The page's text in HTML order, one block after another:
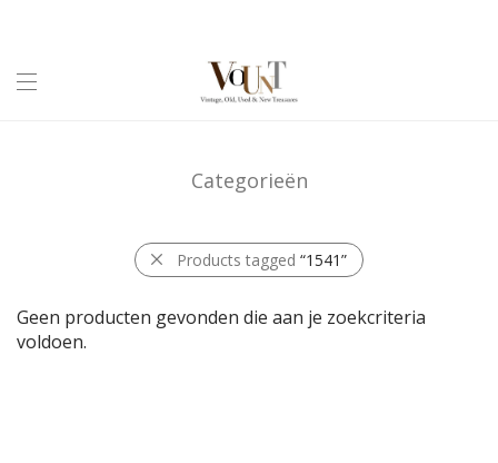
Categorieën
Products tagged “1541”
Geen producten gevonden die aan je zoekcriteria
voldoen.